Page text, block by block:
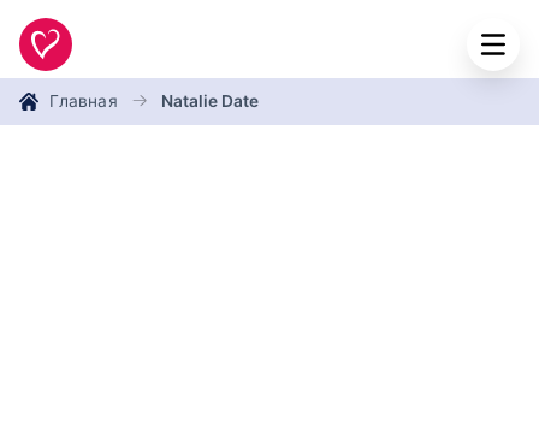
Главная Natalie Date